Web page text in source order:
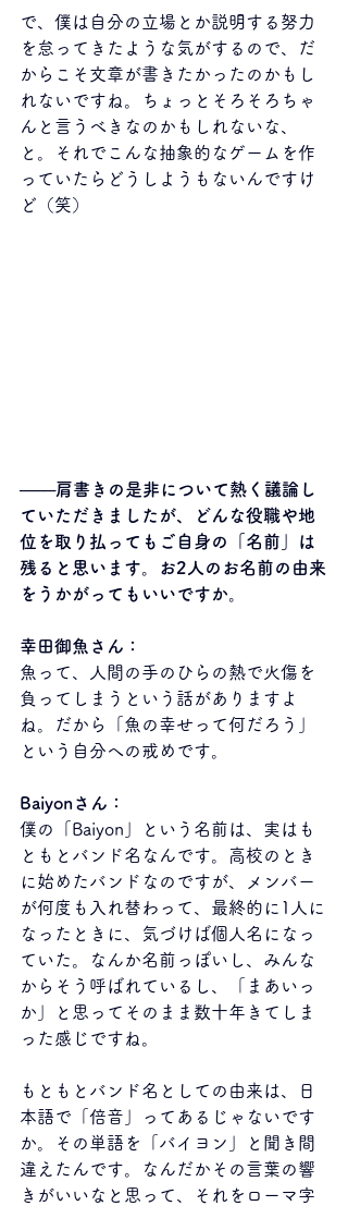
で、僕は自分の立場とか説明する努力
を怠ってきたような気がするので、だ
からこそ文章が書きたかったのかもし
れないですね。ちょっとそろそろちゃ
んと言うべきなのかもしれないな、
と。それでこんな抽象的なゲームを作
っていたらどうしようもないんですけ
ど（笑）
───肩書きの是非について熱く議論し
ていただきましたが、どんな役職や地
位を取り払ってもご自身の「名前」は
残ると思います。お2人のお名前の由来
をうかがってもいいですか。
幸田御魚さん：
魚って、人間の手のひらの熱で火傷を
負ってしまうという話がありますよ
ね。だから「魚の幸せって何だろう」
という自分への戒めです。
Baiyonさん：
僕の「Baiyon」という名前は、実はも
ともとバンド名なんです。高校のとき
に始めたバンドなのですが、メンバー
が何度も入れ替わって、最終的に1人に
なったときに、気づけば個人名になっ
ていた。なんか名前っぽいし、みんな
からそう呼ばれているし、「まあいっ
か」と思ってそのまま数十年きてしま
った感じですね。
もともとバンド名としての由来は、日
本語で「倍音」ってあるじゃないです
か。その単語を「バイヨン」と聞き間
違えたんです。なんだかその言葉の響
きがいいなと思って、それをローマ字